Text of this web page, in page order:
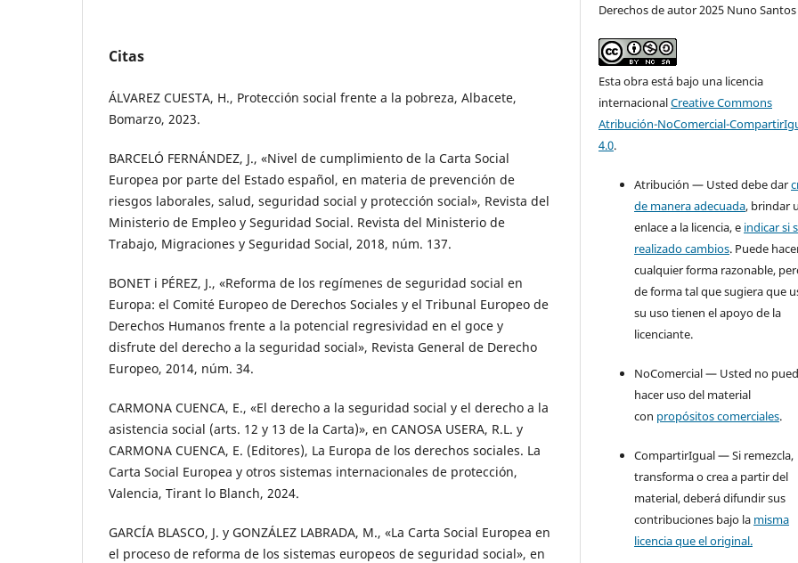
Citas
ÁLVAREZ CUESTA, H., Protección social frente a la pobreza, Albacete,
Bomarzo, 2023.
BARCELÓ FERNÁNDEZ, J., «Nivel de cumplimiento de la Carta Social
Europea por parte del Estado español, en materia de prevención de
riesgos laborales, salud, seguridad social y protección social», Revista del
Ministerio de Empleo y Seguridad Social. Revista del Ministerio de
Trabajo, Migraciones y Seguridad Social, 2018, núm. 137.
BONET i PÉREZ, J., «Reforma de los regímenes de seguridad social en
Europa: el Comité Europeo de Derechos Sociales y el Tribunal Europeo de
Derechos Humanos frente a la potencial regresividad en el goce y
disfrute del derecho a la seguridad social», Revista General de Derecho
Europeo, 2014, núm. 34.
CARMONA CUENCA, E., «El derecho a la seguridad social y el derecho a la
asistencia social (arts. 12 y 13 de la Carta)», en CANOSA USERA, R.L. y
CARMONA CUENCA, E. (Editores), La Europa de los derechos sociales. La
Carta Social Europea y otros sistemas internacionales de protección,
Valencia, Tirant lo Blanch, 2024.
GARCÍA BLASCO, J. y GONZÁLEZ LABRADA, M., «La Carta Social Europea en
el proceso de reforma de los sistemas europeos de seguridad social», en
Derechos de autor 2025 Nuno Santos
Esta obra está bajo una licencia
internacionalCreative Commons
Atribución-NoComercial-
4.0.
Atribución — Usted debe dar
de manera adecuada, brindar
enlace a la licencia, e indicar si
realizado cambios. Puede
cualquier forma razonable,
de forma tal que sugiera que
su uso tienen el apoyo de la
licenciante.
NoComercial — Usted no
hacer uso del material
con propósitos comerciales.
CompartirIgual — Si remezcla,
transforma o crea a partir del
material, deberá difundir sus
contribuciones bajo la misma
licencia que el original.